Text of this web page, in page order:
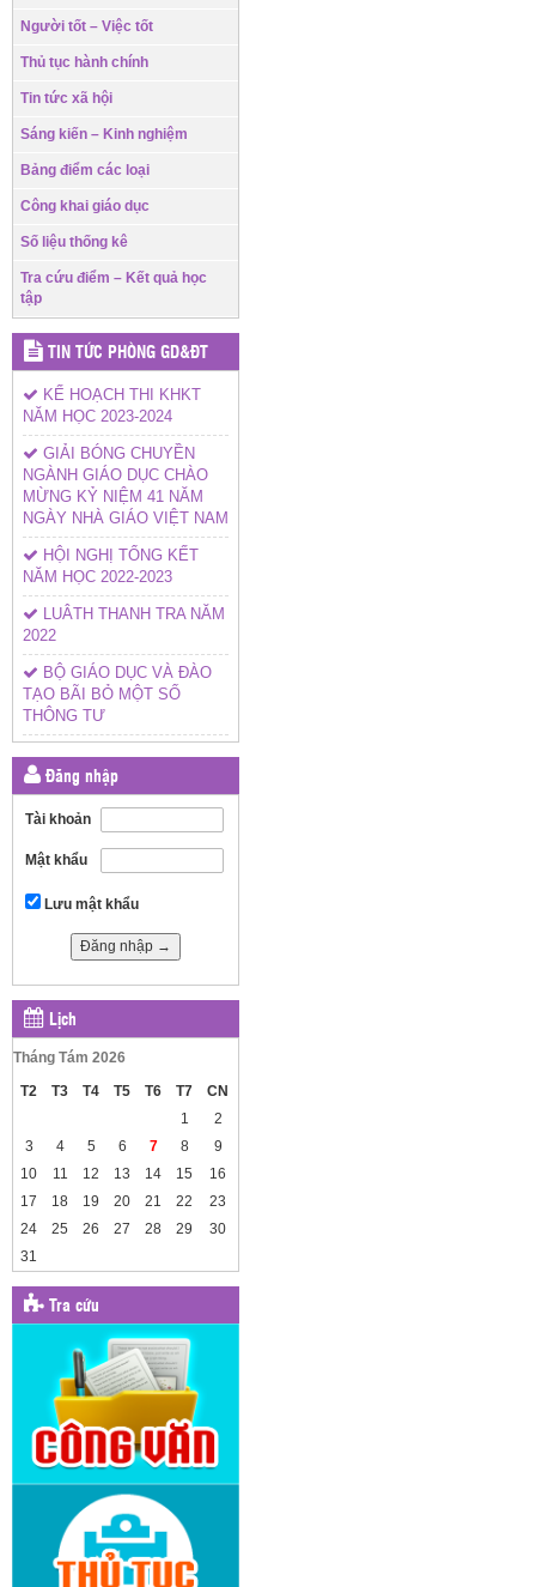
Người tốt – Việc tốt
Thủ tục hành chính
Tin tức xã hội
Sáng kiến – Kinh nghiệm
Bảng điểm các loại
Công khai giáo dục
Số liệu thống kê
Tra cứu điểm – Kết quả học
tập
TIN TỨC PHÒNG GD&ĐT
KẾ HOẠCH THI KHKT
NĂM HỌC 2023-2024
GIẢI BÓNG CHUYỀN
NGÀNH GIÁO DỤC CHÀO
MỪNG KỶ NIỆM 41 NĂM
NGÀY NHÀ GIÁO VIỆT NAM
HỘI NGHỊ TỔNG KẾT
NĂM HỌC 2022-2023
LUÂTH THANH TRA NĂM
2022
BỘ GIÁO DỤC VÀ ĐÀO
TẠO BÃI BỎ MỘT SỐ
THÔNG TƯ
Đăng nhập
Tài khoản
Mật khẩu
Lưu mật khẩu
Lịch
Tháng Tám 2026
T2
T3 T4 T5 T6 T7
CN
1
2
3
4 5 6 7 8
9
10
11 12 13 14 15
16
17
18 19 20 21 22
23
24
25 26 27 28 29
30
31
Tra cứu